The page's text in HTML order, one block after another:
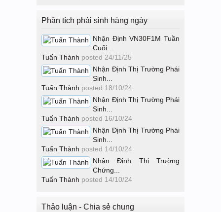
Phân tích phái sinh hàng ngày
Nhận Định VN30F1M Tuần
Cuối...
Tuấn Thành posted 24/11/25
Nhận Định Thị Trường Phái
Sinh...
Tuấn Thành posted 18/10/24
Nhận Định Thị Trường Phái
Sinh...
Tuấn Thành posted 16/10/24
Nhận Định Thị Trường Phái
Sinh...
Tuấn Thành posted 14/10/24
Nhận Định Thị Trường
Chứng...
Tuấn Thành posted 14/10/24
Thảo luận - Chia sẻ chung